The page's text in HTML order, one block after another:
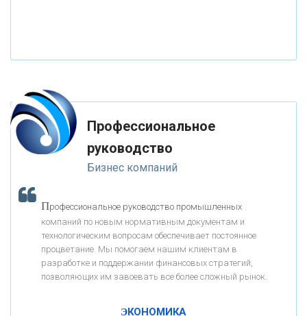
«ФК ОТКРЫТИЕ»
«ЗАПСИБКОМБАНК»
«РОСЕВРОБАНК»
«ПРЕСС-СЛУЖБА ВТБ24»
«АВТОГРАДБАНК»
К ак Система быстрых платежей за пять лет
Профессиональное
руководство
Бизнес компаний
Профессиональное руководство промышленных
компаний по новым нормативным документам и
технологическим вопросам обеспечивает постоянное
процветание. Мы помогаем нашим клиентам в
разработке и поддержании финансовых стратегий,
позволяющих им завоевать все более сложный рынок.
ЭКОНОМИКА